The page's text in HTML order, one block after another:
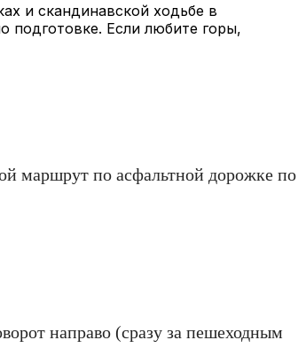
и скандинавской ходьбе в
подготовке. Если любите горы,
маршрут по асфальтной дорожке по
направо (сразу за пешеходным